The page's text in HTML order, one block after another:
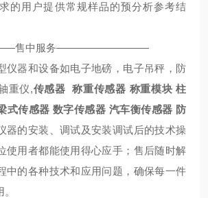
的用户提供常规样品的预分析参考结
中服务—————————
仪器和设备如电子地磅，电子吊秤，防
重仪,传感器 称重传感器 称重模块 柱
式传感器 数字传感器 汽车衡传感器 防
器的安装、调试及安装调试后的技术操
使用者都能使用得心应手；售后随时解
中的各种技术和应用问题，确保每一件